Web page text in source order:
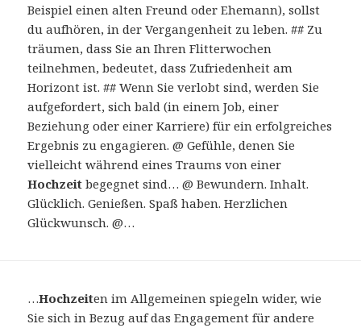
Beispiel einen alten Freund oder Ehemann), sollst
du aufhören, in der Vergangenheit zu leben. ## Zu
träumen, dass Sie an Ihren Flitterwochen
teilnehmen, bedeutet, dass Zufriedenheit am
Horizont ist. ## Wenn Sie verlobt sind, werden Sie
aufgefordert, sich bald (in einem Job, einer
Beziehung oder einer Karriere) für ein erfolgreiches
Ergebnis zu engagieren. @ Gefühle, denen Sie
vielleicht während eines Traums von einer
Hochzeit begegnet sind… @ Bewundern. Inhalt.
Glücklich. Genießen. Spaß haben. Herzlichen
Glückwunsch. @…
…Hochzeiten im Allgemeinen spiegeln wider, wie
Sie sich in Bezug auf das Engagement für andere